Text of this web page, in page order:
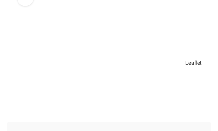
Leaflet